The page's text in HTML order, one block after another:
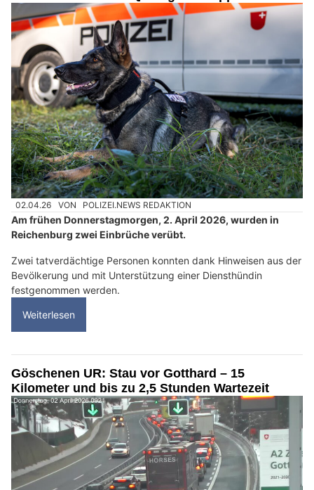
02.04.26 VON POLIZEI.NEWS REDAKTION
Am frühen Donnerstagmorgen, 2. April 2026, wurden in
Reichenburg zwei Einbrüche verübt.
Zwei tatverdächtige Personen konnten dank Hinweisen aus der
Bevölkerung und mit Unterstützung einer Diensthündin
festgenommen werden.
Weiterlesen
Göschenen UR: Stau vor Gotthard – 15
Kilometer und bis zu 2,5 Stunden Wartezeit